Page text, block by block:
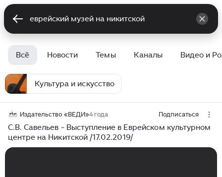
Всё Новости Темы Каналы Видео и
Культура и искусство
Издательство «ВЕДИ»4 года Подписаться
С.В. Савельев - Выступление в Еврейском культурном
центре на Никитской /17.02.2019/